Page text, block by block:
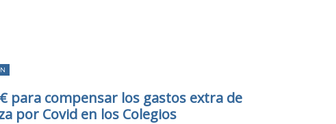
para compensar los gastos extra de
por Covid en los Colegios